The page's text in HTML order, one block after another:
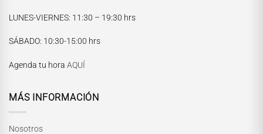
LUNES-VIERNES: 11:30 – 19:30 hrs
SÁBADO: 10:30-15:00 hrs
Agenda tu hora AQUÍ
MÁS INFORMACIÓN
Nosotros
María Paskaró